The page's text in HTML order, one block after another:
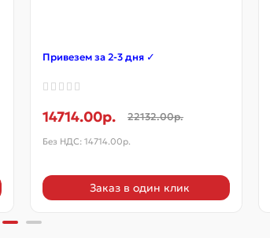
Привезем за 2-3 дня ✓
14714.00р. 22132.00р.
Без НДС: 14714.00р.
Заказ в один клик